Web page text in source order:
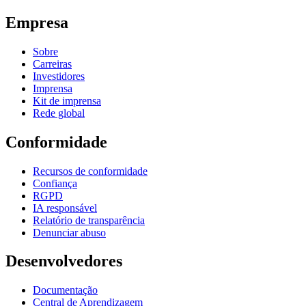
Empresa
Sobre
Carreiras
Investidores
Imprensa
Kit de imprensa
Rede global
Conformidade
Recursos de conformidade
Confiança
RGPD
IA responsável
Relatório de transparência
Denunciar abuso
Desenvolvedores
Documentação
Central de Aprendizagem